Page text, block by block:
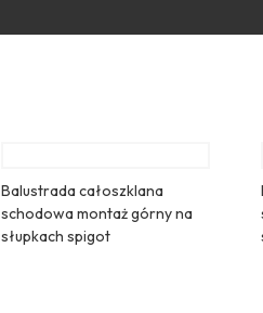
Balustrada całoszklana
schodowa montaż górny na
słupkach spigot